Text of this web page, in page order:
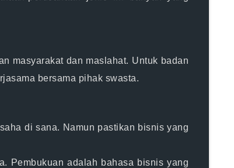
masyarakat dan maslahat. Untuk badan
bersama pihak swasta.
di sana. Namun pastikan bisnis yang
Pembukuan adalah bahasa bisnis yang